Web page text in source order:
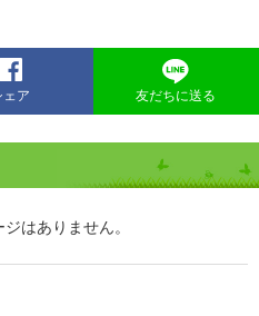
ェア 友だちに送る
はありません。